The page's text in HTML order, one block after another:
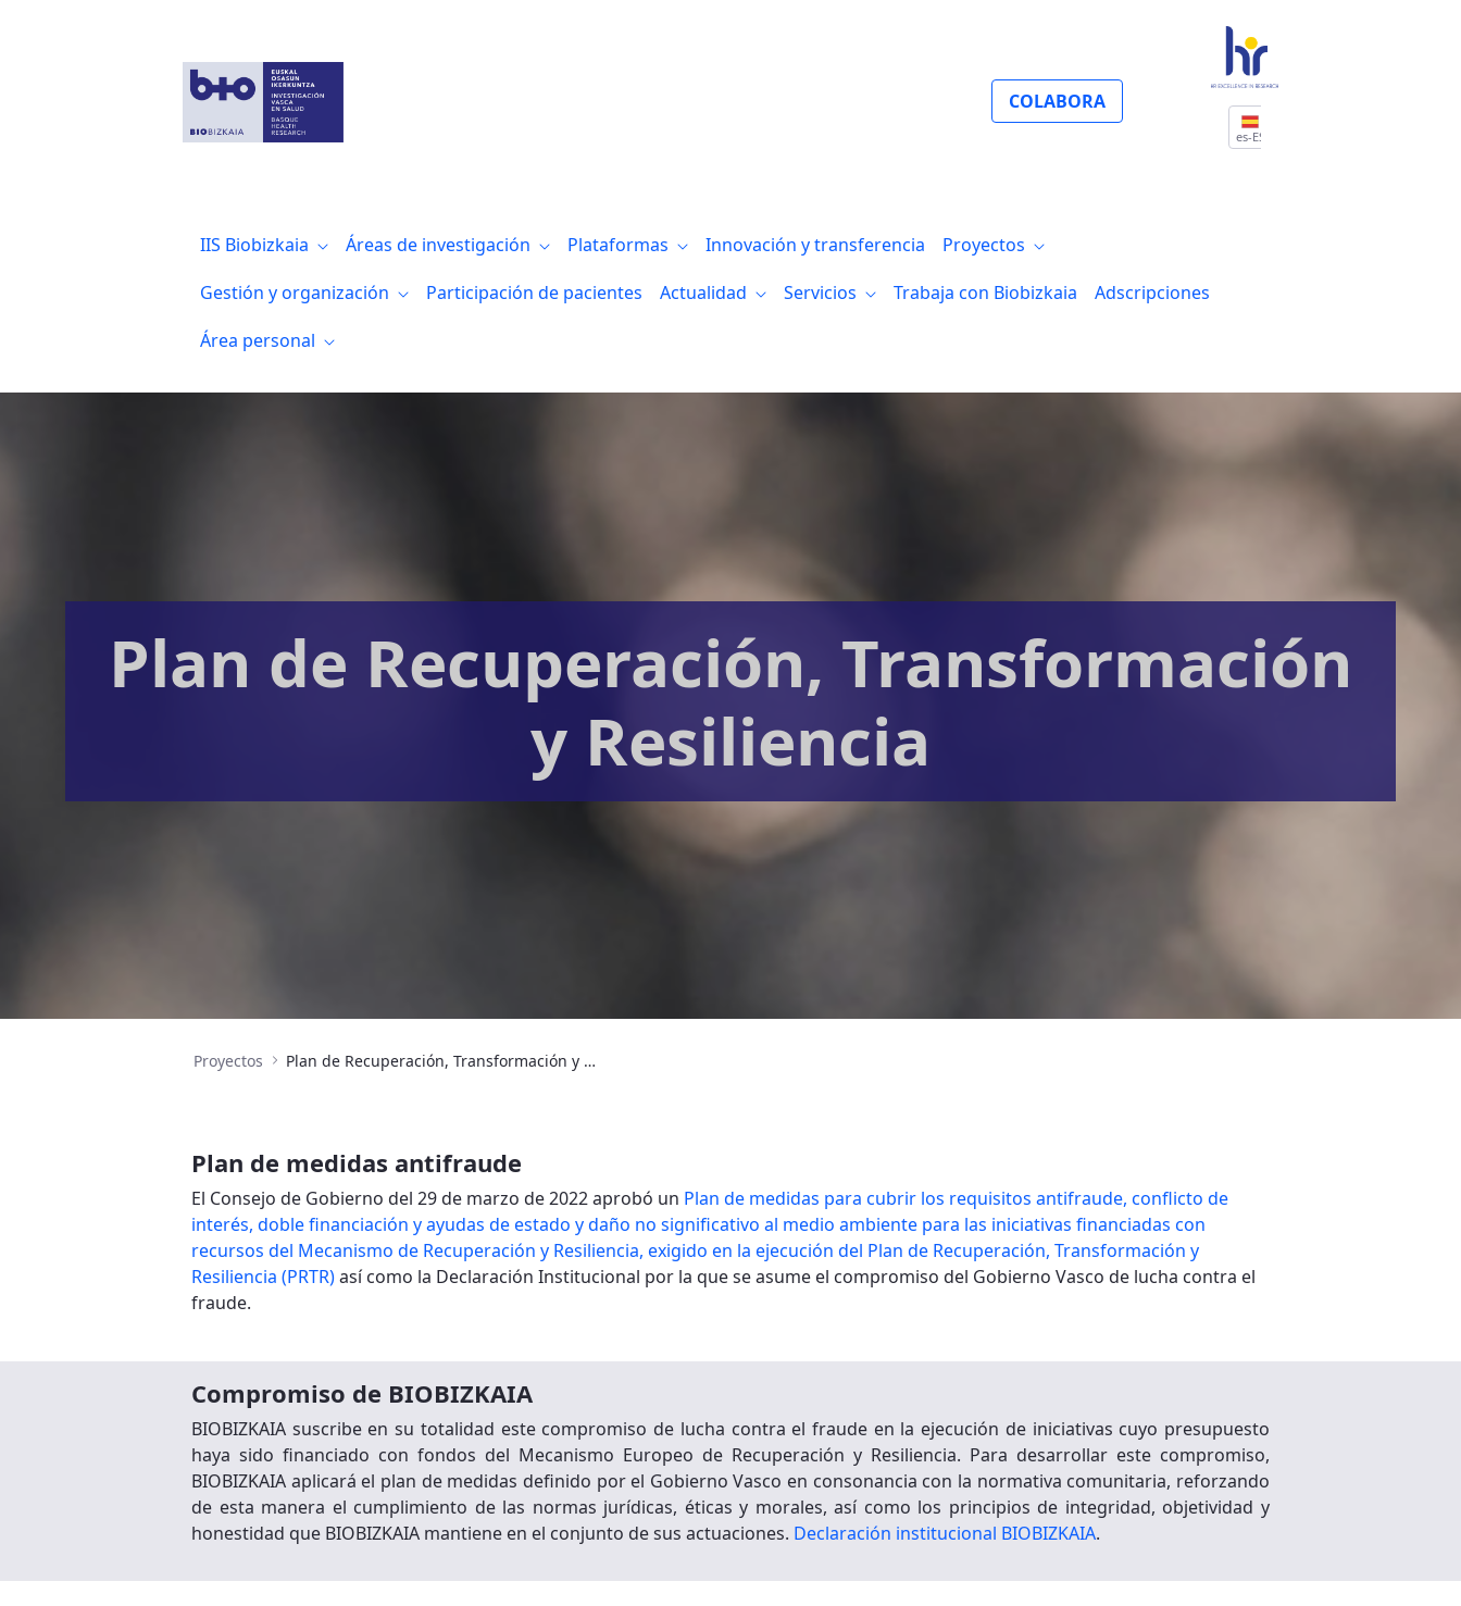
COLABORA
es-ES
IIS Biobizkaia Áreas de investigación Plataformas Innovación y transferencia
Proyectos
Gestión y organización
Participación de pacientes Actualidad Servicios Trabaja con Biobizkaia
Adscripciones
Área personal
Plan de Recuperación, Transformación
y Resiliencia
Proyectos Plan de Recuperación, Transformación y Resiliencia
Plan de medidas antifraude
El Consejo de Gobierno del 29 de marzo de 2022 aprobó un Plan de medidas para cubrir los requisitos antifraude, conflicto de
interés, doble financiación y ayudas de estado y daño no significativo al medio ambiente para las iniciativas financiadas con
recursos del Mecanismo de Recuperación y Resiliencia, exigido en la ejecución del Plan de Recuperación, Transformación y
Resiliencia (PRTR)así como la Declaración Institucional por la que se asume el compromiso del Gobierno Vasco de lucha contra el
fraude.
Compromiso de BIOBIZKAIA
BIOBIZKAIA suscribe en su totalidad este compromiso de lucha contra el fraude en la ejecución de iniciativas cuyo presupuesto
haya sido financiado con fondos del Mecanismo Europeo de Recuperación y Resiliencia. Para desarrollar este compromiso,
BIOBIZKAIA aplicará el plan de medidas definido por el Gobierno Vasco en consonancia con la normativa comunitaria, reforzando
de esta manera el cumplimiento de las normas jurídicas, éticas y morales, así como los principios de integridad, objetividad y
honestidad que BIOBIZKAIA mantiene en el conjunto de sus actuaciones. Declaración institucional BIOBIZKAIA.